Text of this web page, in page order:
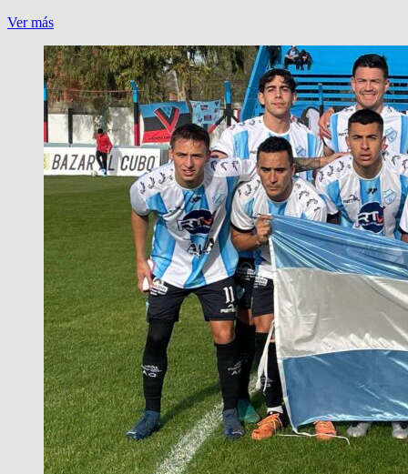
Ver másQAC:
LLEGA
AL
RECESO